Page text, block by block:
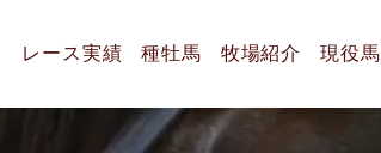
レース実績 種牡馬 牧場紹介 現役馬